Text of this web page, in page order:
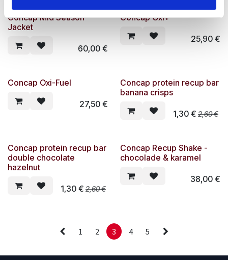
Concap Mid Season
Jacket
60,00€
Concap Oxi+
25,90€
Concap Oxi-Fuel
27,50€
Concap protein recup bar
banana crisps
1,30€ 2,60€
Concap protein recup bar
double chocolate
hazelnut
1,30€ 2,60€
Concap Recup Shake -
chocolade & karamel
38,00€
1 2 3 4 5